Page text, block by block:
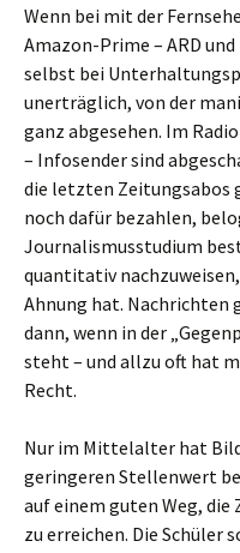
Wenn bei mit der
Amazon-Prime – ARD
selbst bei
unerträglich, von der
ganz abgesehen. Im
– Infosender sind
die letzten Zeitungsabos
noch dafür bezahlen,
Journalismusstudium
quantitativ
Ahnung hat. Nachrichten
dann, wenn in der
steht – und allzu oft hat
Recht.
Nur im Mittelalter hat
geringeren Stellenwert
auf einem guten Weg,
zu erreichen. Die Schüler